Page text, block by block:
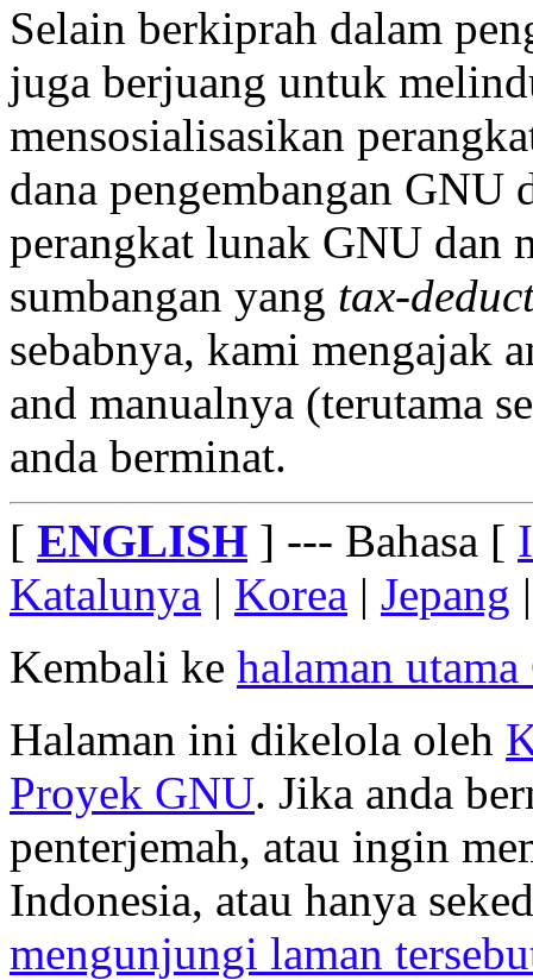
Selain berkiprah dalam
juga berjuang untuk
mensosialisasikan
dana pengembangan GNU
perangkat lunak GNU dan
sumbangan yang tax-
sebabnya, kami mengajak
and manualnya (terutama
anda berminat.
[ ENGLISH ] --- Bahasa [
Katalunya | Korea | Jepang
Kembali ke halaman
Halaman ini dikelola oleh
Proyek GNU. Jika anda
penterjemah, atau ingin
Indonesia, atau hanya
mengunjungi laman